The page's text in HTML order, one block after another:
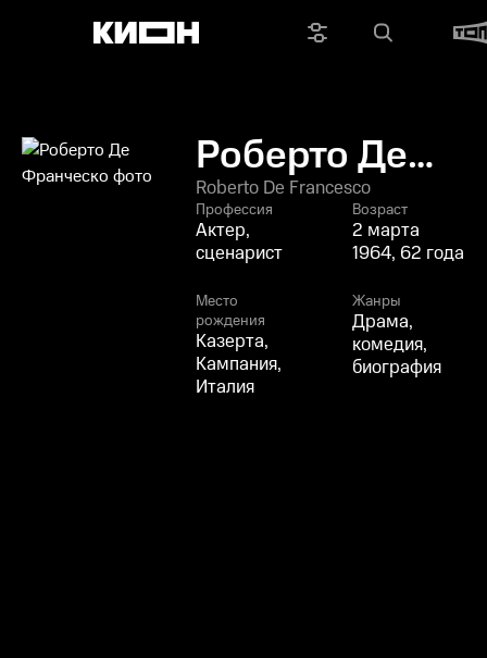
Роберто Де
Франческо
Roberto De Francesco
Профессия
Актер,
сценарист
Возраст
2 марта
1964, 62 года
Место
рождения
Казерта,
Кампания,
Италия
Жанры
Драма,
комедия,
биография